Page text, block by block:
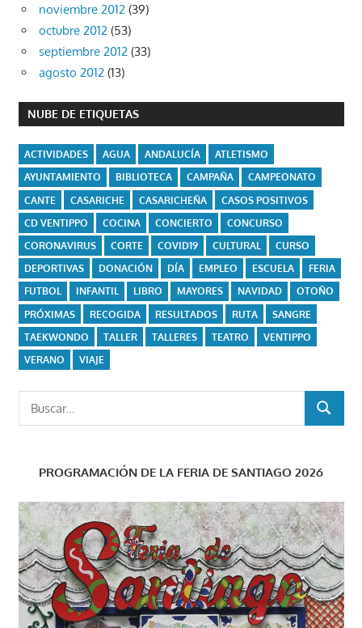
noviembre 2012 (39)
octubre 2012 (53)
septiembre 2012 (33)
agosto 2012 (13)
NUBE DE ETIQUETAS
ACTIVIDADES AGUA ANDALUCÍA
ATLETISMO
AYUNTAMIENTO
BIBLIOTECA CAMPAÑA
CAMPEONATO
CANTE
CASARICHE CASARICHEÑA
CASOS POSITIVOS
CD VENTIPPO
COCINA CONCIERTO
CONCURSO
CORONAVIRUS
CORTE COVID19 CULTURAL
CURSO
DEPORTIVAS
DONACIÓN DÍA EMPLEO ESCUELA
FERIA
FUTBOL
INFANTIL LIBRO MAYORES NAVIDAD
OTOÑO
PRÓXIMAS
RECOGIDA RESULTADOS RUTA
SANGRE
TAEKWONDO
TALLER TALLERES TEATRO
VENTIPPO
VERANO
VIAJE
BUSCAR
PROGRAMACIÓN DE LA FERIA DE SANTIAGO 2026